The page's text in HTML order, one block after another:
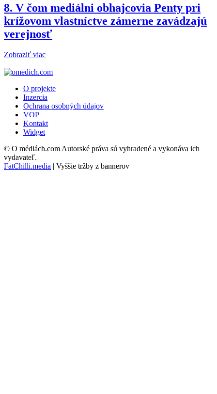
8. V čom mediálni obhajcovia Penty pri
krížovom vlastníctve zámerne zavádzajú
verejnosť
Zobraziť viac
O projekte
Inzercia
Ochrana osobných údajov
VOP
Kontakt
Widget
© O médiách.com Autorské práva sú vyhradené a vykonáva ich
vydavateľ.
FatChilli.media | Vyššie tržby z bannerov